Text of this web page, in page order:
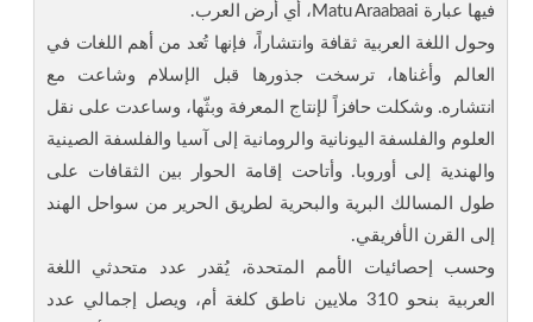
فيها عبارة Matu Araabaai، أي أرض العرب.
وحول اللغة العربية ثقافة وانتشاراً، فإنها تُعد من أهم اللغات في
العالم وأغناها، ترسخت جذورها قبل الإسلام وشاعت مع
انتشاره. وشكلت حافزاً لإنتاج المعرفة وبثّها، وساعدت على نقل
العلوم والفلسفة اليونانية والرومانية إلى آسيا والفلسفة الصينية
والهندية إلى أوروبا. وأتاحت إقامة الحوار بين الثقافات على
طول المسالك البرية والبحرية لطريق الحرير من سواحل الهند
إلى القرن الأفريقي.
وحسب إحصائيات الأمم المتحدة، يُقدر عدد متحدثي اللغة
العربية بنحو 310 ملايين ناطق كلغة أم، ويصل إجمالي عدد